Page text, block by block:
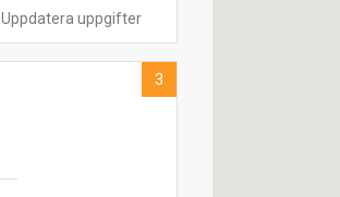
Uppdatera uppgifter
3